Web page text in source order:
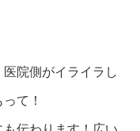
院側がイライラし
て！